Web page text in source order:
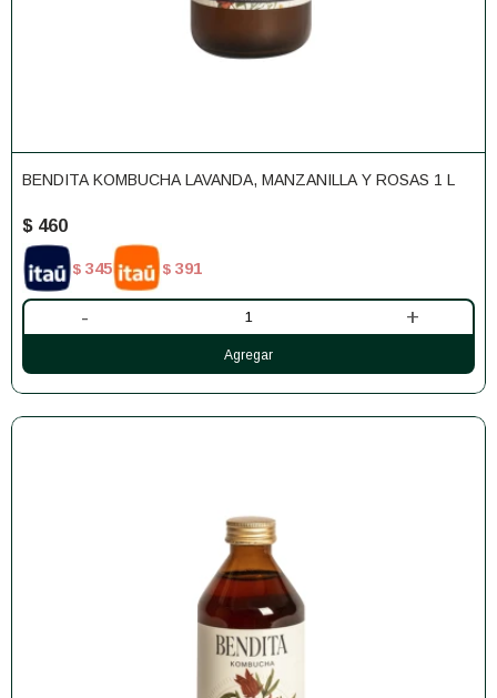
BENDITA KOMBUCHA LAVANDA, MANZANILLA Y ROSAS 1 L
$ 460
$ 345 $ 391
- +